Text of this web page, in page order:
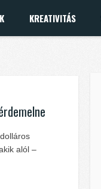
KREATIVITÁS
alól –